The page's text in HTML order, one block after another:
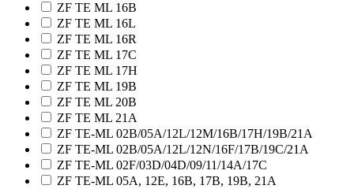
ZF TE ML 16B
ZF TE ML 16L
ZF TE ML 16R
ZF TE ML 17C
ZF TE ML 17H
ZF TE ML 19B
ZF TE ML 20B
ZF TE ML 21A
ZF TE-ML 02B/05A/12L/12M/16B/17H/19B/21A
ZF TE-ML 02B/05A/12L/12N/16F/17B/19C/21A
ZF TE-ML 02F/03D/04D/09/11/14A/17C
ZF TE-ML 05A, 12E, 16B, 17B, 19B, 21A